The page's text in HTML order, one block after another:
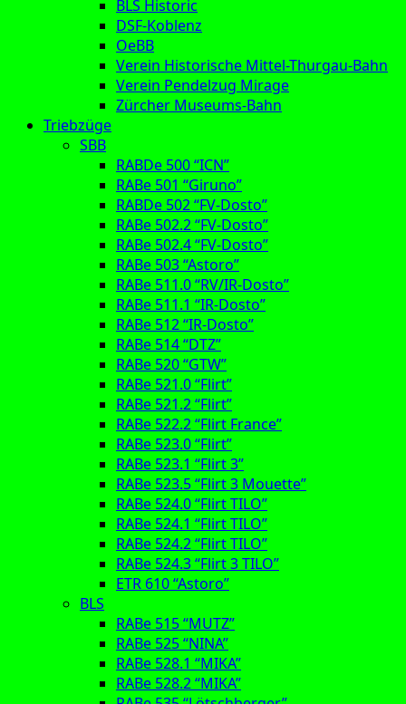
BLS Historic
DSF-Koblenz
OeBB
Verein Historische Mittel-Thurgau-Bahn
Verein Pendelzug Mirage
Zürcher Museums-Bahn
Triebzüge
SBB
RABDe 500 “ICN”
RABe 501 “Giruno”
RABDe 502 “FV-Dosto”
RABe 502.2 “FV-Dosto”
RABe 502.4 “FV-Dosto”
RABe 503 “Astoro”
RABe 511.0 “RV/IR-Dosto”
RABe 511.1 “IR-Dosto”
RABe 512 “IR-Dosto”
RABe 514 “DTZ”
RABe 520 “GTW”
RABe 521.0 “Flirt”
RABe 521.2 “Flirt”
RABe 522.2 “Flirt France”
RABe 523.0 “Flirt”
RABe 523.1 “Flirt 3”
RABe 523.5 “Flirt 3 Mouette”
RABe 524.0 “Flirt TILO”
RABe 524.1 “Flirt TILO”
RABe 524.2 “Flirt TILO”
RABe 524.3 “Flirt 3 TILO”
ETR 610 “Astoro”
BLS
RABe 515 “MUTZ”
RABe 525 “NINA”
RABe 528.1 “MIKA”
RABe 528.2 “MIKA”